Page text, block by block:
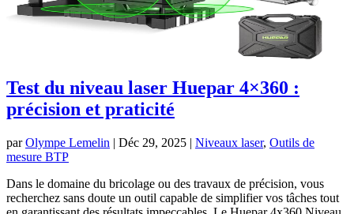
Test du niveau laser Huepar 4×360 :
précision et praticité
parOlympe Lemelin | Déc 29, 2025 | Niveaux laser, Outils de
mesure BTP
Dans le domaine du bricolage ou des travaux de précision, vous
recherchez sans doute un outil capable de simplifier vos tâches tout